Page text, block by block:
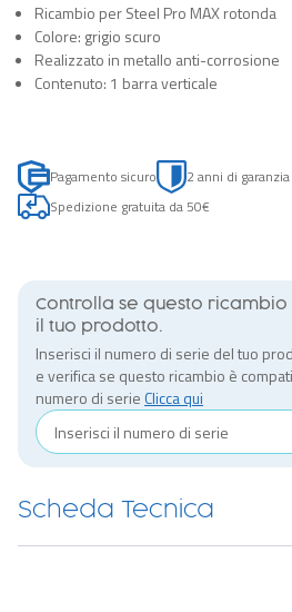
Ricambio per Steel Pro MAX rotonda
Colore: grigio scuro
Realizzato in metallo anti-corrosione
Contenuto: 1 barra verticale
Pagamento sicuro
2 anni di garanzia
Spedizione gratuita da 50€
Controlla se questo
il tuo prodotto.
Inserisci il numero di serie del tuo
e verifica se questo ricambio è
numero di serie Clicca qui
Scheda Tecnica